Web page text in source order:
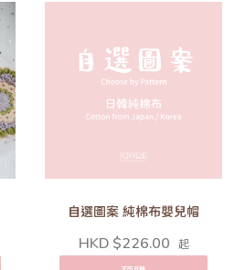
自選圖案 純棉布嬰兒帽
HKD $226.00 起